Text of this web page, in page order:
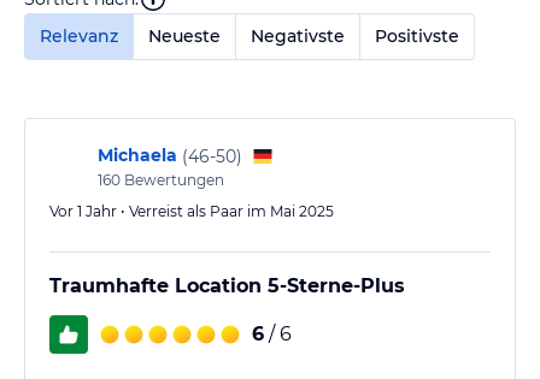
Relevanz
Neueste Negativste Positivste
Michaela (46-50)
160 Bewertungen
Vor 1 Jahr • Verreist als Paar im Mai 2025
Traumhafte Location 5-Sterne-Plus
6 / 6